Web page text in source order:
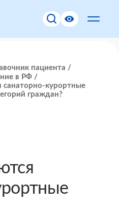
пациента
в РФ
санаторно-курортные
граждан?